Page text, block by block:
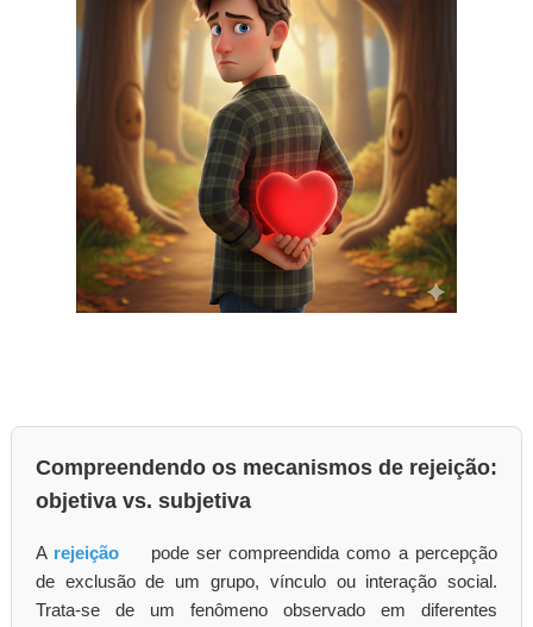
Compreendendo os mecanismos de rejeição:
objetiva vs. subjetiva
A rejeição
pode ser compreendida como a percepção
de exclusão de um grupo, vínculo ou interação social.
Trata-se de um fenômeno observado em diferentes